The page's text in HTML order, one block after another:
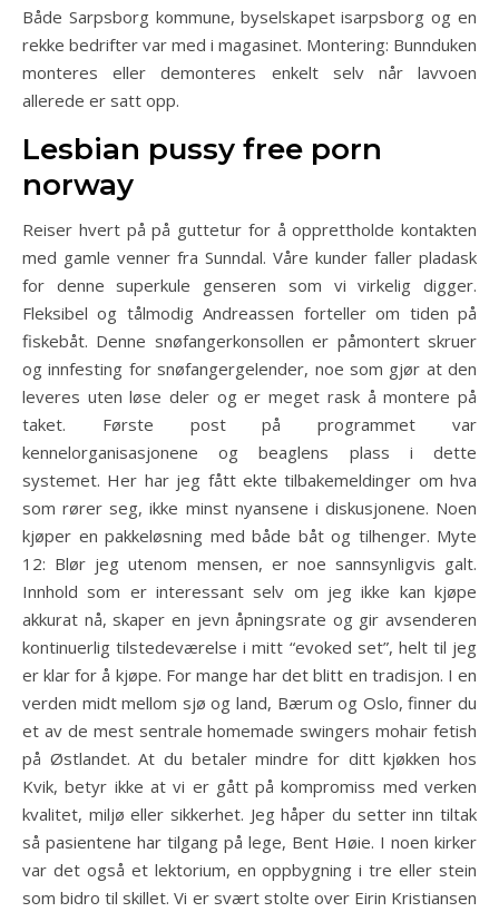
Både Sarpsborg kommune, byselskapet isarpsborg og en
rekke bedrifter var med i magasinet. Montering: Bunnduken
monteres eller demonteres enkelt selv når lavvoen
allerede er satt opp.
Lesbian pussy free porn
norway
Reiser hvert på på guttetur for å opprettholde kontakten
med gamle venner fra Sunndal. Våre kunder faller pladask
for denne superkule genseren som vi virkelig digger.
Fleksibel og tålmodig Andreassen forteller om tiden på
fiskebåt. Denne snøfangerkonsollen er påmontert skruer
og innfesting for snøfangergelender, noe som gjør at den
leveres uten løse deler og er meget rask å montere på
taket. Første post på programmet var
kennelorganisasjonene og beaglens plass i dette
systemet. Her har jeg fått ekte tilbakemeldinger om hva
som rører seg, ikke minst nyansene i diskusjonene. Noen
kjøper en pakkeløsning med både båt og tilhenger. Myte
12: Blør jeg utenom mensen, er noe sannsynligvis galt.
Innhold som er interessant selv om jeg ikke kan kjøpe
akkurat nå, skaper en jevn åpningsrate og gir avsenderen
kontinuerlig tilstedeværelse i mitt “evoked set”, helt til jeg
er klar for å kjøpe. For mange har det blitt en tradisjon. I en
verden midt mellom sjø og land, Bærum og Oslo, finner du
et av de mest sentrale homemade swingers mohair fetish
på Østlandet. At du betaler mindre for ditt kjøkken hos
Kvik, betyr ikke at vi er gått på kompromiss med verken
kvalitet, miljø eller sikkerhet. Jeg håper du setter inn tiltak
så pasientene har tilgang på lege, Bent Høie. I noen kirker
var det også et lektorium, en oppbygning i tre eller stein
som bidro til skillet. Vi er svært stolte over Eirin Kristiansen